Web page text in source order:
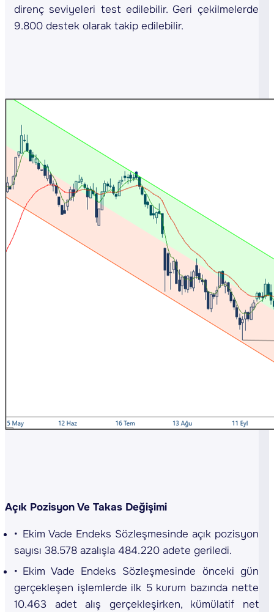
direnç seviyeleri test edilebilir. Geri çekilmelerde
9.800 destek olarak takip edilebilir.
Açık Pozisyon Ve Takas Değişimi
Ekim Vade Endeks Sözleşmesinde açık pozisyon
sayısı 38.578 azalışla 484.220 adete geriledi.
Ekim Vade Endeks Sözleşmesinde önceki gün
gerçekleşen işlemlerde ilk 5 kurum bazında nette
10.463 adet alış gerçekleşirken, kümülatif net